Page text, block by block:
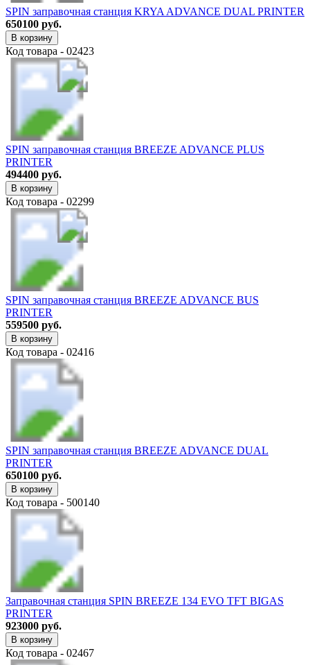
SPIN заправочная станция KRYA ADVANCE DUAL PRINTER
650100 руб.
В корзину
Код товара - 02423
SPIN заправочная станция BREEZE ADVANCE PLUS
PRINTER
494400 руб.
В корзину
Код товара - 02299
SPIN заправочная станция BREEZE ADVANCE BUS
PRINTER
559500 руб.
В корзину
Код товара - 02416
SPIN заправочная станция BREEZE ADVANCE DUAL
PRINTER
650100 руб.
В корзину
Код товара - 500140
Заправочная станция SPIN BREEZE 134 EVO TFT BIGAS
PRINTER
923000 руб.
В корзину
Код товара - 02467